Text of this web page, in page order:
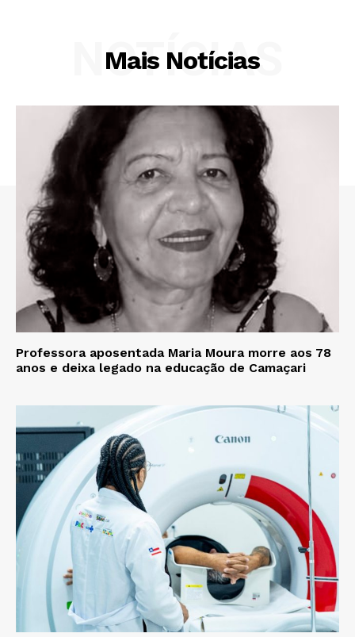
Mais Notícias
NOTÍCIAS
Professora aposentada Maria Moura morre aos 78
anos e deixa legado na educação de Camaçari